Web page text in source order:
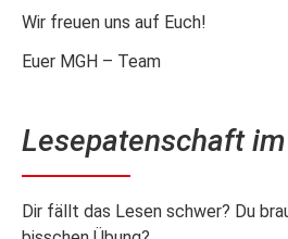
Wir freuen uns auf Euch!
Euer MGH – Team
Lesepatenschaft
Dir fällt das Lesen schwer? Du